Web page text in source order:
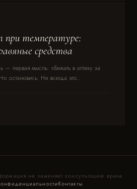
при температуре:
средства
— первая мысль: «Бежать в аптеку за
Не всегда это...
не заменяет консультацию врача
Контакты